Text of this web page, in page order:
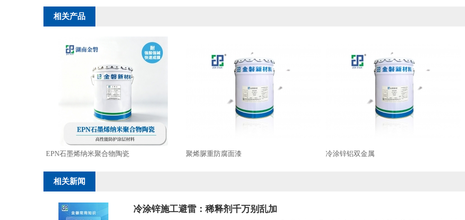
相关产品
EPN石墨烯纳米聚合物陶瓷 聚烯脲重防腐面漆 冷涂锌铝双金属
相关新闻
冷涂锌施工避雷：稀释剂千万别乱加